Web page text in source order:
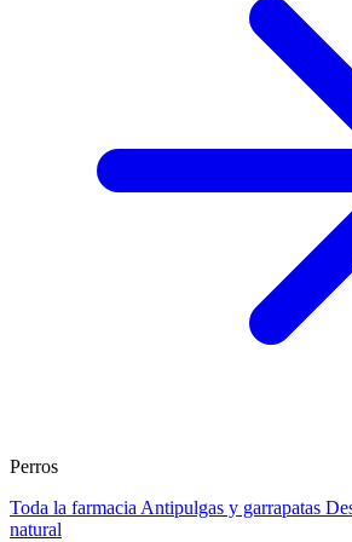
Perros
Toda la farmacia Antipulgas y garrapatas
natural